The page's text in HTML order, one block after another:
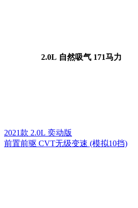
2.0L 自然吸气 171马力
2021款 2.0L 奕动版
前置前驱 CVT无级变速 (模拟10挡)